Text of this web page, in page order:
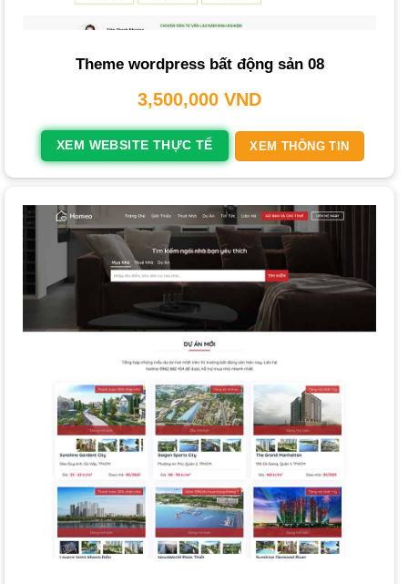
các xu hướng nổi bật:
dự án một cách sống động.
Video làm nền toàn màn hình: Sử dụng video chất lượng
cao vềdự ánlàm nềnwebsitetạo ấn tượng mạnh mẽ.
Menu Slideout/Flyout: Thiết kế menu ẩn giúp tối ưu
Thiết kế tối giản (Minimalism): Tập trung vào nội dung
chính, mang lại cảm giác sang trọng, tinh tế.
Hiệu ứng chuyển động: Tạo trải nghiệm thị giác thú vị khi
người dùng cuộn trang.
Tối ưu trải nghiệm di động (Mobile-first design)
kế ưu tiên cho di động là yếu tố bắt buộc.
Quy Trình Thiết Kế Website Bất Động Sản
Chuyên Nghiệp
Một quy trìnhthiết kế webchuyên nghiệp tại
THIETKEWEBCHUYENNGHIEP.ORGbao gồm các
Tư vấn và Thu thập thông tin: Tiếp nhận yêu cầu, tìm
Theme wordpress bất động sản 08
3,500,000 VND
XEM WEBSITE THỰC TẾ XEM THÔNG TIN